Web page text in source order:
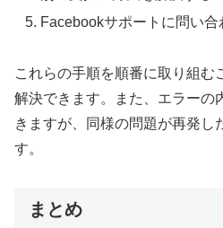
Facebookサポートに問い合
これらの手順を順番に取り組む
解決できます。また、エラーの
きますが、同様の問題が再発し
す。
まとめ